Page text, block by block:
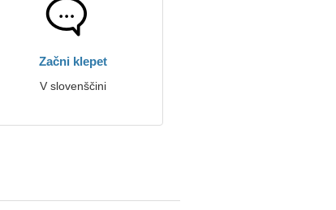
Začni klepet
V slovenščini